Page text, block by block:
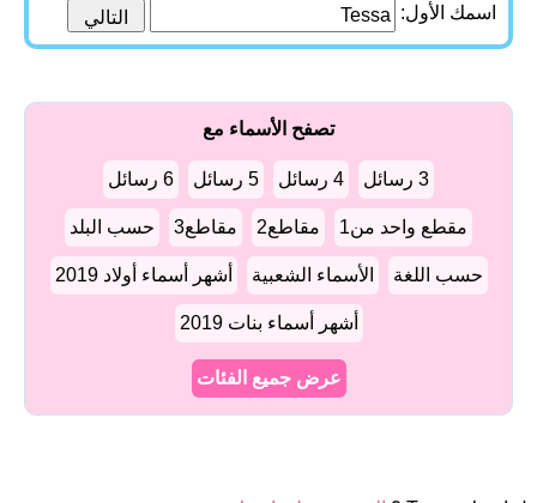
اسمك الأول:
تصفح الأسماء مع
3 رسائل 4 رسائل 5 رسائل 6 رسائل
مقطع واحد من1 مقاطع2 مقاطع3 حسب البلد
حسب اللغة الأسماء الشعبية أشهر أسماء أولاد 2019
أشهر أسماء بنات 2019
عرض جميع الفئات